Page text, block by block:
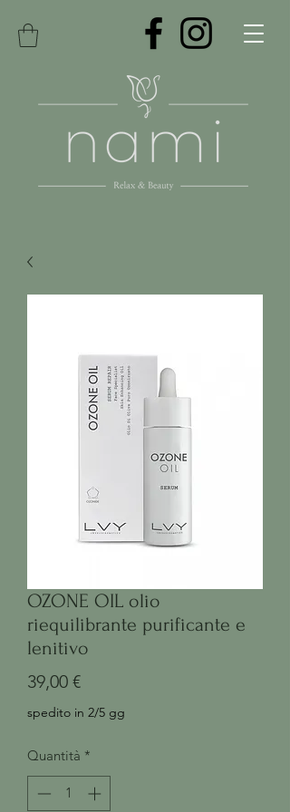
OZONE OIL olio
riequilibrante purificante e
lenitivo
39,00 €Prezzo
spedito in 2/5 gg
Quantità *